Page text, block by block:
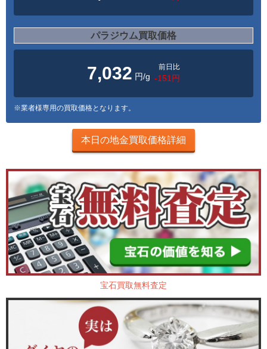
パラジウム買取価格
7,032 円/g
前日比
-151円
※業者様専用の買取価格となります。
本日の地金買取価格詳細
宝石買取無料査定